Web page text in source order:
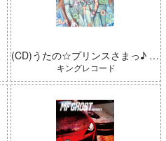
(CD)うたの☆プリンスさまっ♪ LIVE EMOTION 2nd Anniversary CD トキヤ・カミュ・瑛二・大和
キングレコード